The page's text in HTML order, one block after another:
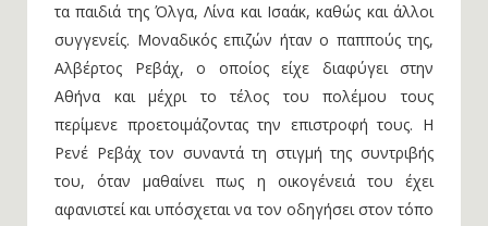
τα παιδιά της Όλγα, Λίνα και Ισαάκ, καθώς και άλλοι
συγγενείς. Μοναδικός επιζών ήταν ο παππούς της,
Αλβέρτος Ρεβάχ, ο οποίος είχε διαφύγει στην
Αθήνα και μέχρι το τέλος του πολέμου τους
περίμενε προετοιμάζοντας την επιστροφή τους. Η
Ρενέ Ρεβάχ τον συναντά τη στιγμή της συντριβής
του, όταν μαθαίνει πως η οικογένειά του έχει
αφανιστεί και υπόσχεται να τον οδηγήσει στον τόπο